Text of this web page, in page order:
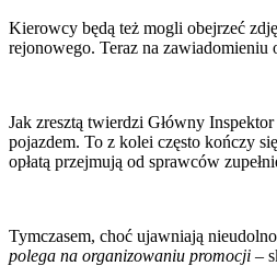
Kierowcy będą też mogli obejrzeć
rejonowego. Teraz na
Jak zresztą twierdzi Główny
pojazdem. To z kolei często kończy
opłatą przejmują od sprawców
Tymczasem, choć ujawniają
polega na organizowaniu promocji –